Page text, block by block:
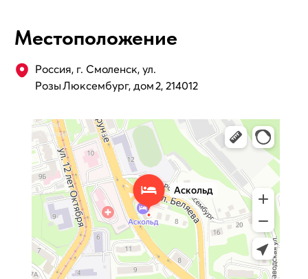
Местоположение
Россия, г. Смоленск, ул.
Розы Люксембург, дом 2, 214012
Аскольд
Гостиница в Смоленске